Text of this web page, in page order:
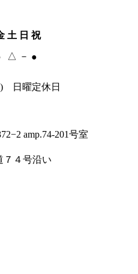
土 日 祝
△ － ●
日曜定休日
amp.74-201号室
４号沿い